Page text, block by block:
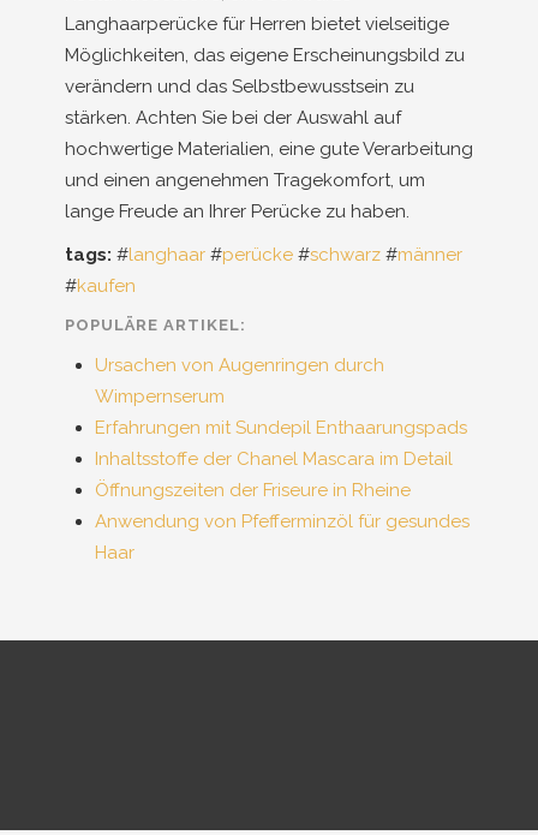
Langhaarperücke für Herren bietet vielseitige
Möglichkeiten, das eigene Erscheinungsbild zu
verändern und das Selbstbewusstsein zu
stärken. Achten Sie bei der Auswahl auf
hochwertige Materialien, eine gute Verarbeitung
und einen angenehmen Tragekomfort, um
lange Freude an Ihrer Perücke zu haben.
tags: #langhaar #perücke #schwarz #männer
#kaufen
POPULÄRE ARTIKEL:
Ursachen von Augenringen durch
Wimpernserum
Erfahrungen mit Sundepil Enthaarungspads
Inhaltsstoffe der Chanel Mascara im Detail
Öffnungszeiten der Friseure in Rheine
Anwendung von Pfefferminzöl für gesundes
Haar